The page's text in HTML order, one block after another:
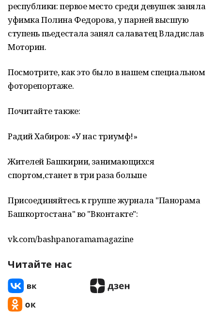
республики: первое место среди девушек заняла
уфимка Полина Федорова, у парней высшую
ступень пьедестала занял салаватец Владислав
Моторин.
Посмотрите, как это было в нашем специальном
фоторепортаже.
Почитайте также:
Радий Хабиров: «У нас триумф!»
Жителей Башкирии, занимающихся
спортом,станет в три раза больше
Присоединяйтесь к группе журнала "Панорама
Башкортостана" во "Вконтакте":
vk.com/bashpanoramamagazine
Читайте нас